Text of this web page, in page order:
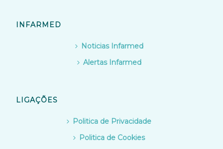
INFARMED
Noticias Infarmed
Alertas Infarmed
LIGAÇÕES
Politica de Privacidade
Politica de Cookies